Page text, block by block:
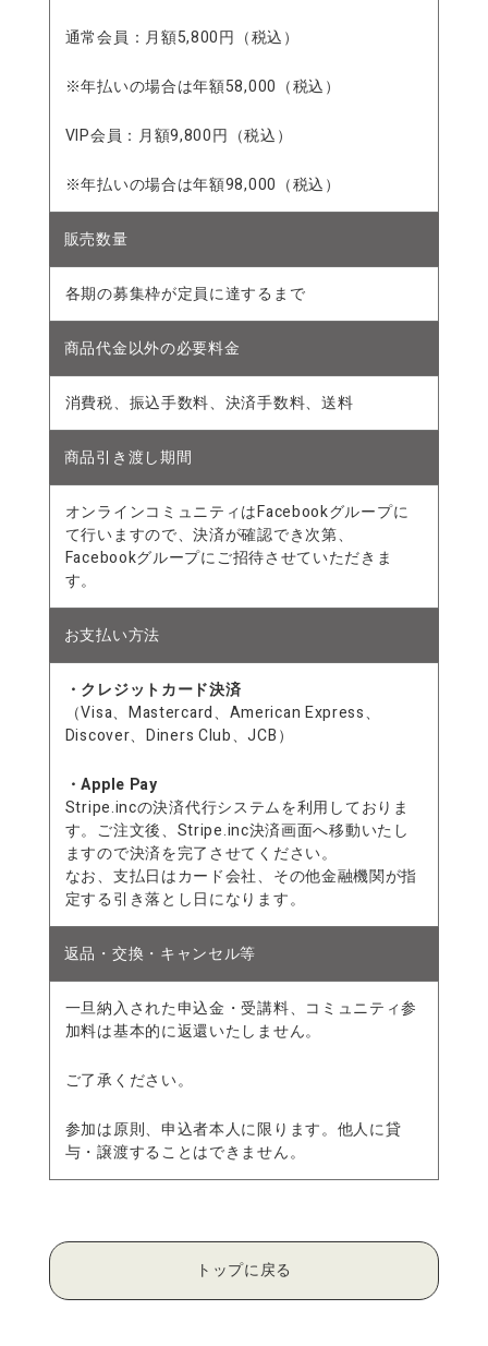
通常会員：月額5,800円（税込）
※年払いの場合は年額58,000（税込）
VIP会員：月額9,800円（税込）
※年払いの場合は年額98,000（税込）
販売数量
各期の募集枠が定員に達するまで
商品代金以外の必要料金
消費税、振込手数料、決済手数料、送料
商品引き渡し期間
オンラインコミュニティはFacebookグループに
て行いますので、決済が確認でき次第、
Facebookグループにご招待させていただきま
す。
お支払い方法
・クレジットカード決済
（Visa、Mastercard、American Express、
Discover、Diners Club、JCB）
・Apple Pay
Stripe.incの決済代行システムを利用しておりま
す。ご注文後、Stripe.inc決済画面へ移動いたし
ますので決済を完了させてください。
なお、支払日はカード会社、その他金融機関が指
定する引き落とし日になります。
返品・交換・キャンセル等
一旦納入された申込金・受講料、コミュニティ参
加料は基本的に返還いたしません。
ご了承ください。
参加は原則、申込者本人に限ります。他人に貸
与・譲渡することはできません。
トップに戻る